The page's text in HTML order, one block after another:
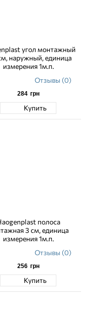
угол монтажный
наружный, единица
измерения 1м.п.
Отзывы (0)
284 грн
Купить
полоса
3 см, единица
измерения 1м.п.
Отзывы (0)
256 грн
Купить